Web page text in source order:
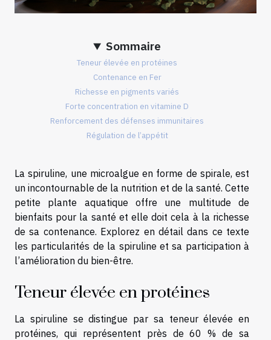
Sommaire
Teneur élevée en protéines
Contenance en Fer
Richesse en pigments variés
Forte concentration en vitamine D
Renforcement des défenses immunitaires
Régulation de l’appétit
La spiruline, une microalgue en forme de spirale, est
un incontournable de la nutrition et de la santé. Cette
petite plante aquatique offre une multitude de
bienfaits pour la santé et elle doit cela à la richesse
de sa contenance. Explorez en détail dans ce texte
les particularités de la spiruline et sa participation à
l’amélioration du bien-être.
Teneur élevée en protéines
La spiruline se distingue par sa teneur élevée en
protéines, qui représentent près de 60 % de sa